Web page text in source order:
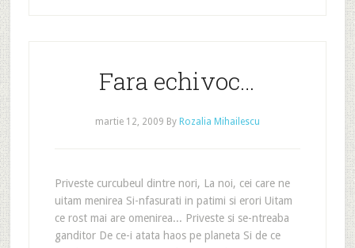
Fara echivoc…
martie 12, 2009 By Rozalia Mihailescu
Priveste curcubeul dintre nori, La noi, cei care ne
uitam menirea Si-nfasurati in patimi si erori Uitam
ce rost mai are omenirea... Priveste si se-ntreaba
ganditor De ce-i atata haos pe planeta Si de ce